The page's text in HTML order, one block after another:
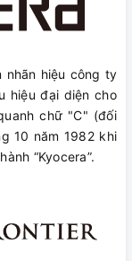
nhãn hiệu công ty
hiệu đại diện cho
chữ "C" (đối
10 năm 1982 khi
“Kyocera”.